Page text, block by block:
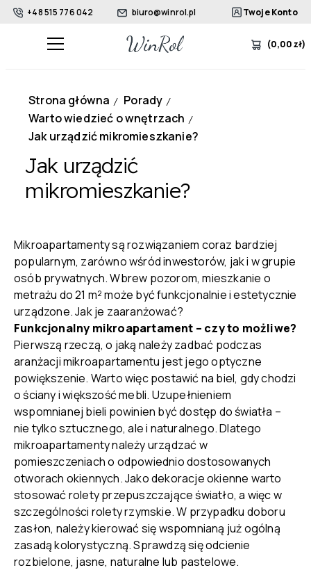
+48 515 776 042 biuro@winrol.pl Twoje Konto
(0,00zł)
Strona główna / Porady /
Warto wiedzieć o wnętrzach /
Jak urządzić mikromieszkanie?
Jak urządzić
mikromieszkanie?
Mikroapartamenty są rozwiązaniem coraz bardziej
popularnym, zarówno wśród inwestorów, jak i w grupie
osób prywatnych. Wbrew pozorom, mieszkanie o
metrażu do 21 m² może być funkcjonalnie i estetycznie
urządzone. Jak je zaaranżować?
Funkcjonalny mikroapartament – czy to możliwe?
Pierwszą rzeczą, o jaką należy zadbać podczas
aranżacji mikroapartamentu jest jego optyczne
powiększenie. Warto więc postawić na biel, gdy chodzi
o ściany i większość mebli. Uzupełnieniem
wspomnianej bieli powinien być dostęp do światła –
nie tylko sztucznego, ale i naturalnego. Dlatego
mikroapartamenty należy urządzać w
pomieszczeniach o odpowiednio dostosowanych
otworach okiennych. Jako dekoracje okienne warto
stosować rolety przepuszczające światło, a więc w
szczególności rolety rzymskie. W przypadku doboru
zasłon, należy kierować się wspomnianą już ogólną
zasadą kolorystyczną. Sprawdzą się odcienie
rozbielone, jasne, naturalne lub pastelowe.